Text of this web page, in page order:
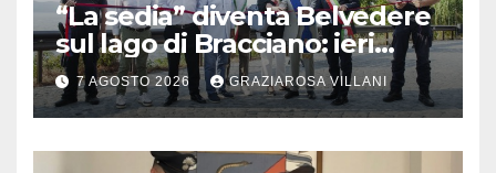
“La sedia” diventa Belvedere
sul lago di Bracciano: ieri
l’inaugurazione
7 AGOSTO 2026 GRAZIAROSA VILLANI